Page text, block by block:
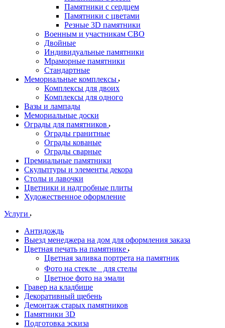
Памятники с сердцем
Памятники с цветами
Резные 3D памятники
Военным и участникам СВО
Двойные
Индивидуальные памятники
Мраморные памятники
Стандартные
Мемориальные комплексы
Комплексы для двоих
Комплексы для одного
Вазы и лампады
Мемориальные доски
Ограды для памятников
Ограды гранитные
Ограды кованые
Ограды сварные
Премиальные памятники
Скульптуры и элементы декора
Столы и лавочки
Цветники и надгробные плиты
Художественное оформление
Услуги
Антидождь
Выезд менеджера на дом для оформления заказа
Цветная печать на памятнике
Цветная заливка портрета на памятник
Фото на стекле для стелы
Цветное фото на эмали
Гравер на кладбище
Декоративный щебень
Демонтаж старых памятников
Памятники 3D
Подготовка эскиза